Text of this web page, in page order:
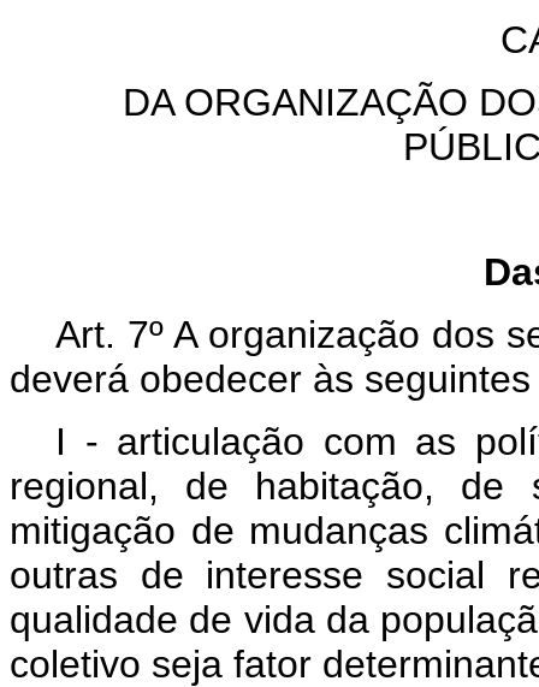
DA ORGANIZAÇÃO
Art. 7º A organização dos
deverá obedecer às
I - articulação com as
regional, de habitação, de
mitigação de mudanças
outras de interesse social
qualidade de vida da
coletivo seja fator